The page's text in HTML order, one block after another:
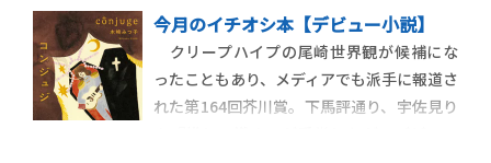
成した感じ？
が大胆不敵。時は2024年１月。欧州で新型
コロナがふたたび猛威をふるい、パリ五輪
が見送られて、２回連続の東京五輪（！）
が開かれることに。
今月のイチオシ本【デビュー小説】
クリープハイプの尾崎世界観が候補にな
ったこともあり、メディアでも派手に報道さ
れた第164回芥川賞。下馬評通り、宇佐見り